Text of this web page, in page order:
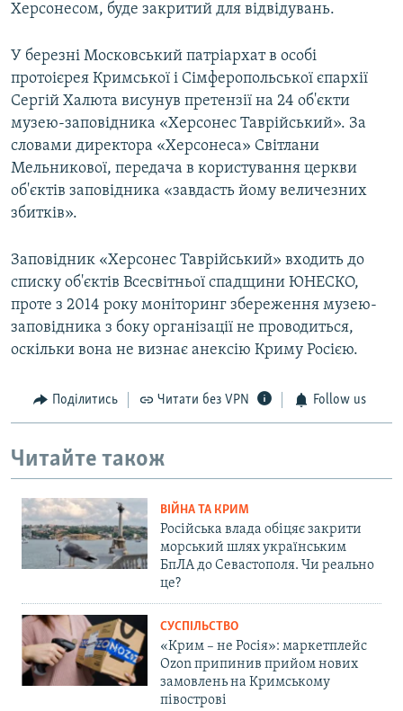
Херсонесом, буде закритий для відвідувань.
У березні Московський патріархат в особі
протоієрея Кримської і Сімферопольської єпархії
Сергій Халюта висунув претензії на 24 об'єкти
музею-заповідника «Херсонес Таврійський». За
словами директора «Херсонеса» Світлани
Мельникової, передача в користування церкви
об'єктів заповідника «завдасть йому величезних
збитків».
Заповідник «Херсонес Таврійський» входить до
списку об'єктів Всесвітньої спадщини ЮНЕСКО,
проте з 2014 року моніторинг збереження музею-
заповідника з боку організації не проводиться,
оскільки вона не визнає анексію Криму Росією.
Поділитись Читати без VPN Follow us
Читайте також
ВІЙНА ТА КРИМ
Російська влада обіцяє закрити
морський шлях українським
БпЛА до Севастополя. Чи реально
це?
СУСПІЛЬСТВО
«Крим – не Росія»: маркетплейс
Ozon припинив прийом нових
замовлень на Кримському
півострові